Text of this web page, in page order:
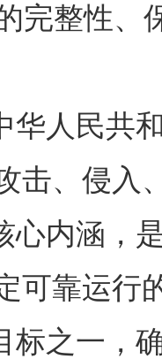
完整性、
华人民共
击、侵入
心内涵，
可靠运行
标之一，